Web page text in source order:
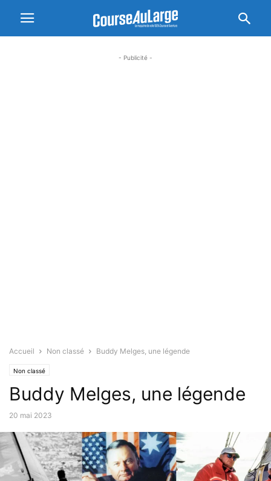
- Publicité -
Accueil Non classé Buddy Melges, une légende
Non classé
Buddy Melges, une légende
20 mai 2023